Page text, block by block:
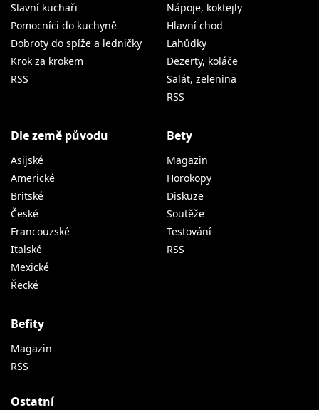
Slavní kuchaři
Pomocníci do kuchyně
Dobroty do spíže a ledničky
Krok za krokem
RSS
Nápoje, koktejly
Hlavní chod
Lahůdky
Dezerty, koláče
Salát, zelenina
RSS
Dle země původu
Asijské
Americké
Britské
České
Francouzské
Italské
Mexické
Řecké
Bety
Magazin
Horokopy
Diskuze
Soutěže
Testování
RSS
Befity
Magazin
RSS
Ostatní